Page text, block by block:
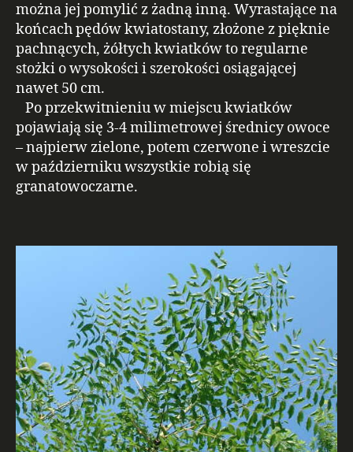
można jej pomylić z żadną inną. Wyrastające na
końcach pędów kwiatostany, złożone z pięknie
pachnących, żółtych kwiatków to regularne
stożki o wysokości i szerokości osiągającej
nawet 50 cm.
Po przekwitnieniu w miejscu kwiatków
pojawiają się 3-4 milimetrowej średnicy owoce
– najpierw zielone, potem czerwone i wreszcie
w październiku wszystkie robią się
granatowoczarne.